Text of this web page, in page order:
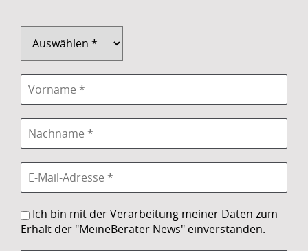
Ich bin mit der Verarbeitung meiner Daten zum
Erhalt der "MeineBerater News" einverstanden.